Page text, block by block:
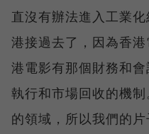
直沒有辦法進入工業
港接過去了，因為香
港電影有那個財務和
執行和市場回收的機
的領域，所以我們的片